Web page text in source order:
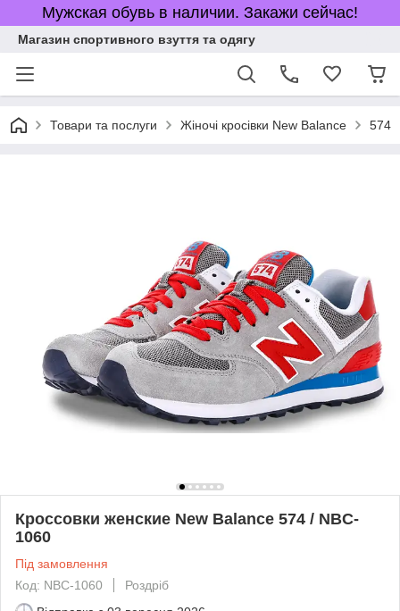
Мужская обувь в наличии. Закажи сейчас!
Магазин спортивного взуття та одягу
Товари та послуги Жіночі кросівки New Balance 574
Кроссовки женские New Balance 574 / NBC-
1060
Під замовлення
Код: NBC-1060
Роздріб